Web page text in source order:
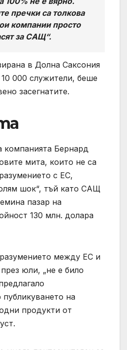
пречки са толкова
компании просто
за САЩ“.
в Долна Саксония
000 служители, беше
засегнатите.
компанията Бернард
мита, които не са
с ЕС,
шок“, тъй като САЩ
пазар на
130 млн. долара
между ЕС и
юли, „не е било
на
продукти от